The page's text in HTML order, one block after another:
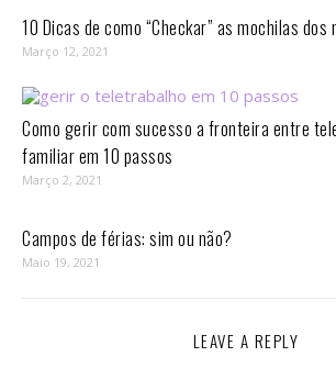
10 Dicas de como “Checkar” as mochilas dos
Março 12, 2021
Como gerir com sucesso a fronteira entre
familiar em 10 passos⁣
Março 2, 2021
Campos de férias: sim ou não?
Maio 19, 2021
LEAVE A REPLY